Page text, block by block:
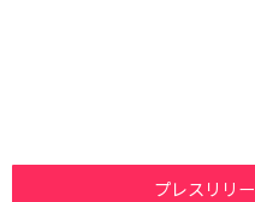
プレスリリ